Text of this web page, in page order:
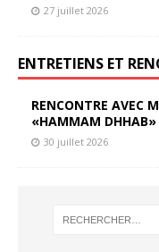
27 juillet 2026
ENTRETIENS ET
RENCONTRE AVEC
«HAMMAM DHHAB»
30 juillet 2026